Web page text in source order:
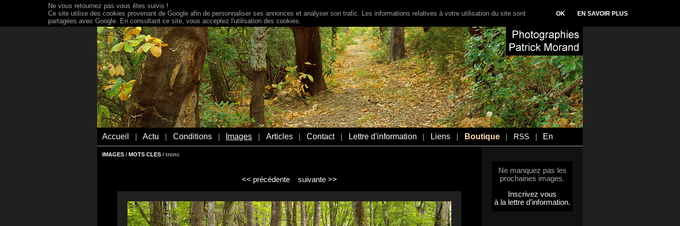
Accueil Actu Conditions Images Articles Contact Lettre d'information Liens Boutique RSS En
IMAGES / MOTS CLES / tronc
<< précédente suivante >>
Ne manquez pas les
prochaines images.
Inscrivez vous
à la lettre d'information.
Ne vous retournez pas vous êtes suivis !
Ce site utilise des cookies provenant de Google afin de personnaliser ses annonces et analyser son trafic. Les informations relatives à votre utilisation du site sont
partagées avec Google. En consultant ce site, vous acceptez l'utilisation des cookies.
OK EN SAVOIR PLUS